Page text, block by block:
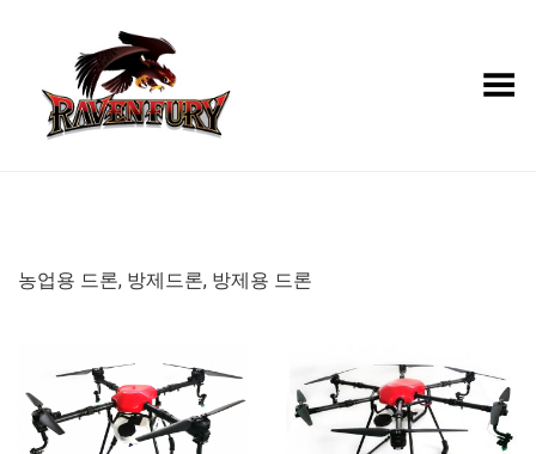
Toggle Menu
농업용 드론, 방제드론, 방제용 드론